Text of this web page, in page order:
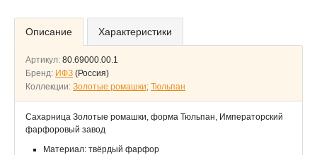
Описание Характеристики
Артикул: 80.69000.00.1
Бренд: ИФЗ (Россия)
Коллекции: Золотые ромашки; Тюльпан
Сахарница Золотые ромашки, форма Тюльпан, Императорский
фарфоровый завод
Материал: твёрдый фарфор